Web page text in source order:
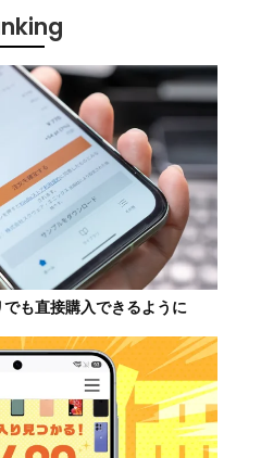
も直接購入できるように